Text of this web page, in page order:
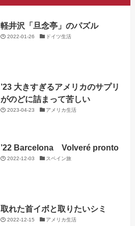
軽井沢「旦念亭」のパズル
2022-01-26 ドイツ生活
’23 大きすぎるアメリカのサプリ
がのどに詰まって苦しい
2023-04-23 アメリカ生活
’22 Barcelona Volveré pronto
2022-12-03 スペイン旅
取れた首イボと取りたいシミ
2022-12-15 アメリカ生活